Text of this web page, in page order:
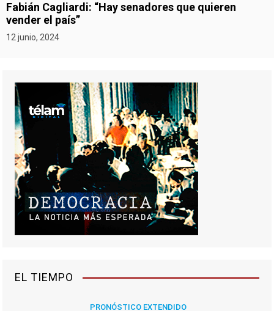
Fabián Cagliardi: “Hay senadores que quieren
vender el país”
12 junio, 2024
EL TIEMPO